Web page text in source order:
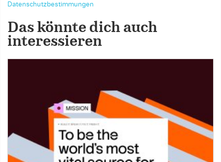
Datenschutzbestimmungen
Das könnte dich auch
interessieren